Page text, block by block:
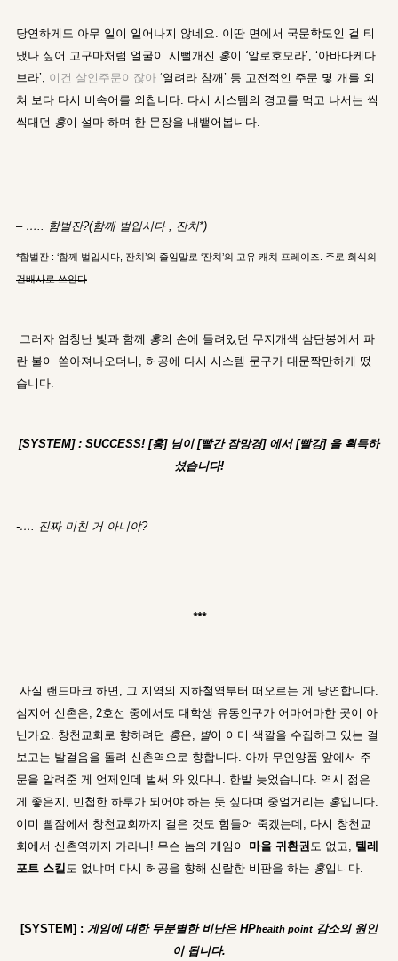
당연하게도 아무 일이 일어나지 않네요. 이딴 면에서 국문학도인 걸 티
냈나 싶어 고구마처럼 얼굴이 시뻘개진 홍이 ‘알로호모라’, ‘아바다케다
브라’, 이건 살인주문이잖아 ‘열려라 참깨’ 등 고전적인 주문 몇 개를 외
쳐 보다 다시 비속어를 외칩니다. 다시 시스템의 경고를 먹고 나서는 씩
씩대던 홍이 설마 하며 한 문장을 내뱉어봅니다.
– ….. 함벌잔?(함께 벌입시다 , 잔치*)
*함벌잔 : ‘함께 벌입시다, 잔치’의 줄임말로 ‘잔치’의 고유 캐치 프레이즈. 주로 회식의
건배사로 쓰인다
그러자 엄청난 빛과 함께 홍의 손에 들려있던 무지개색 삼단봉에서 파
란 불이 쏟아져나오더니, 허공에 다시 시스템 문구가 대문짝만하게 떴
습니다.
[SYSTEM] : SUCCESS! [홍] 님이 [빨간 잠망경] 에서 [빨강] 을 획득하
셨습니다!
-…. 진짜 미친 거 아니야?
***
사실 랜드마크 하면, 그 지역의 지하철역부터 떠오르는 게 당연합니다.
심지어 신촌은, 2호선 중에서도 대학생 유동인구가 어마어마한 곳이 아
닌가요. 창천교회로 향하려던 홍은, 별이 이미 색깔을 수집하고 있는 걸
보고는 발걸음을 돌려 신촌역으로 향합니다. 아까 무인양품 앞에서 주
문을 알려준 게 언제인데 벌써 와 있다니. 한발 늦었습니다. 역시 젊은
게 좋은지, 민첩한 하루가 되어야 하는 듯 싶다며 중얼거리는 홍입니다.
이미 빨잠에서 창천교회까지 걸은 것도 힘들어 죽겠는데, 다시 창천교
회에서 신촌역까지 가라니! 무슨 놈의 게임이 마을 귀환권 도 없고, 텔레
포트 스킬 도 없냐며 다시 허공을 향해 신랄한 비판을 하는 홍입니다.
[SYSTEM] : 게임에 대한 무분별한 비난은 HPhealth point 감소의 원인
이 됩니다.